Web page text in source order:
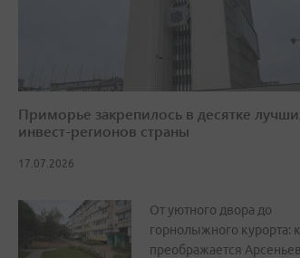
Приморье закрепилось в десятке
инвест-регионов страны
17.07.2026
От уютного двора до
горнолыжного курорта:
преображается Арсеньев